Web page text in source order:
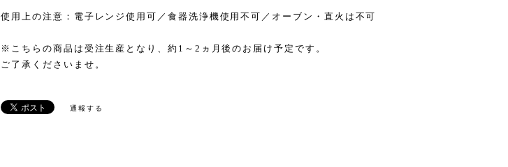
使用上の注意：電子レンジ使用可／食器洗浄機使用不可／オーブン・直火は不可
※こちらの商品は受注生産となり、約1～2ヵ月後のお届け予定です。
ご了承くださいませ。
通報する